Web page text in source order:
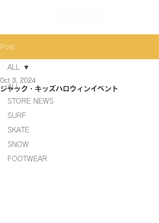
Post
ALL
STORE NEWS
SURF
SKATE
SNOW
FOOTWEAR
ALL
ジャック・キッズハロウィンイベント
Oct 3, 2024